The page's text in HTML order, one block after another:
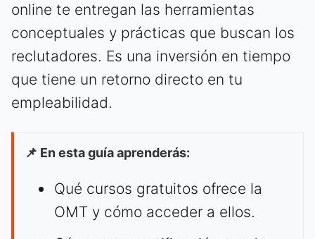
online te entregan las herramientas
conceptuales y prácticas que buscan los
reclutadores. Es una inversión en tiempo
que tiene un retorno directo en tu
empleabilidad.
📌 En esta guía aprenderás:
Qué cursos gratuitos ofrece la
OMT y cómo acceder a ellos.